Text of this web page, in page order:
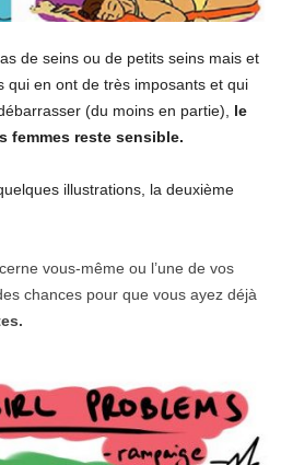
de seins ou de petits seins mais et
qui en ont de très imposants et qui
(du moins en partie), le
femmes reste sensible.
illustrations, la deuxième
vous-même ou l’une de vos
chances pour que vous ayez déjà